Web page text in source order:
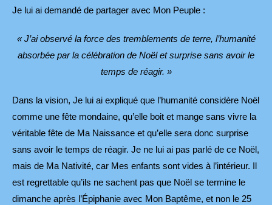
Je lui ai demandé de partager avec Mon Peuple :
« J’ai observé la force des tremblements de terre, l’humanité
absorbée par la célébration de Noël et surprise sans avoir le
temps de réagir. »
Dans la vision, Je lui ai expliqué que l’humanité considère Noël
comme une fête mondaine, qu’elle boit et mange sans vivre la
véritable fête de Ma Naissance et qu’elle sera donc surprise
sans avoir le temps de réagir. Je ne lui ai pas parlé de ce Noël,
mais de Ma Nativité, car Mes enfants sont vides à l’intérieur. Il
est regrettable qu’ils ne sachent pas que Noël se termine le
dimanche après l’Épiphanie avec Mon Baptême, et non le 25